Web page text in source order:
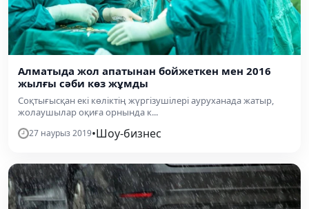
Алматыда жол апатынан бойжеткен мен 2016
жылғы сәби көз жұмды
Соқтығысқан екі көліктің жүргізушілері ауруханада жатыр,
жолаушылар оқиға орнында к...
27 наурыз 2019•Шоу-бизнес